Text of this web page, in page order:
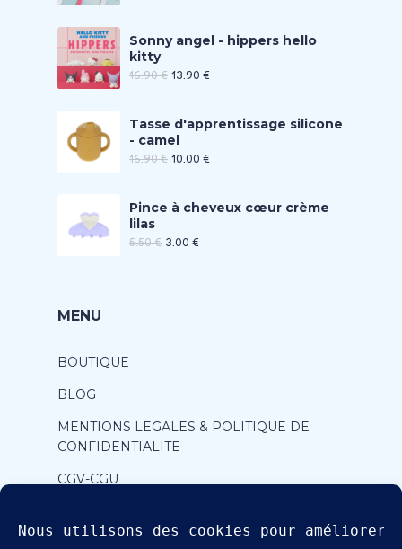
Sonny angel - hippers hello
kitty
16.90€ 13.90 €
Tasse d'apprentissage silicone
- camel
16.90€ 10.00 €
Pince à cheveux cœur crème
lilas
5.50€ 3.00 €
MENU
BOUTIQUE
BLOG
MENTIONS LEGALES & POLITIQUE DE
CONFIDENTIALITE
CGV-CGU